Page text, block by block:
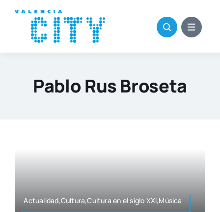
contenido
Pablo Rus Broseta
Actualidad,Cultura,Cultura en el siglo XXI,Música